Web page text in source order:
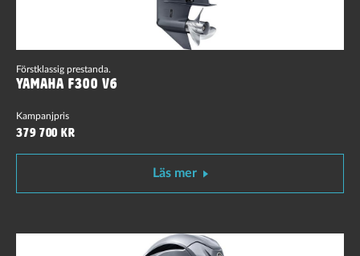
Förstklassig prestanda.
Yamaha F300 V6
Kampanjpris
379 700 kr
Läs mer